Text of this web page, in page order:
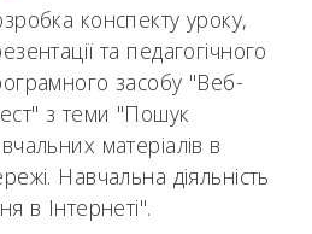
конспекту уроку,
та педагогічного
засобу "Веб-
з теми "Пошук
матеріалів в
Навчальна діяльність
в Інтернеті".